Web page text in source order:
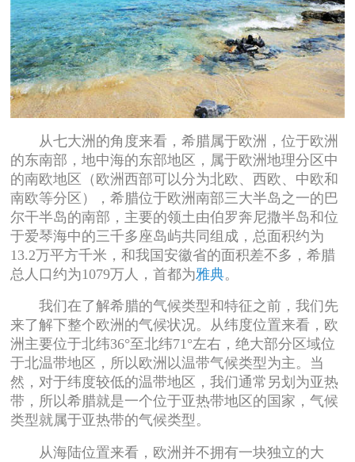
从七大洲的角度来看，希腊属于欧洲，位于欧洲
的东南部，地中海的东部地区，属于欧洲地理分区中
的南欧地区（欧洲西部可以分为北欧、西欧、中欧和
南欧等分区），希腊位于欧洲南部三大半岛之一的巴
尔干半岛的南部，主要的领土由伯罗奔尼撒半岛和位
于爱琴海中的三千多座岛屿共同组成，总面积约为
13.2万平方千米，和我国安徽省的面积差不多，希腊
总人口约为1079万人，首都为雅典。
我们在了解希腊的气候类型和特征之前，我们先
来了解下整个欧洲的气候状况。从纬度位置来看，欧
洲主要位于北纬36°至北纬71°左右，绝大部分区域位
于北温带地区，所以欧洲以温带气候类型为主。当
然，对于纬度较低的温带地区，我们通常另划为亚热
带，所以希腊就是一个位于亚热带地区的国家，气候
类型就属于亚热带的气候类型。
从海陆位置来看，欧洲并不拥有一块独立的大